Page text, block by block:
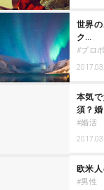
世界
ク…
プロ
本気
須？
婚活
欧米
男性